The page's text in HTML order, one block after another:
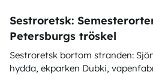
Sestroretsk:
Petersburgs tröskel
Sestroretsk bortom stranden:
hydda, ekparken Dubki,